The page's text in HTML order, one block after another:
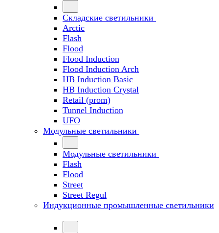
Складские светильники
Arctic
Flash
Flood
Flood Induction
Flood Induction Arch
HB Induction Basic
HB Induction Crystal
Retail (prom)
Tunnel Induction
UFO
Модульные светильники
Модульные светильники
Flash
Flood
Street
Street Regul
Индукционные промышленные светильники